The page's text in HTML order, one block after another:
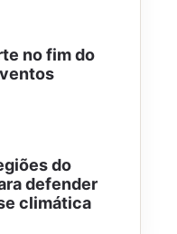
no fim do
do
defender
climática